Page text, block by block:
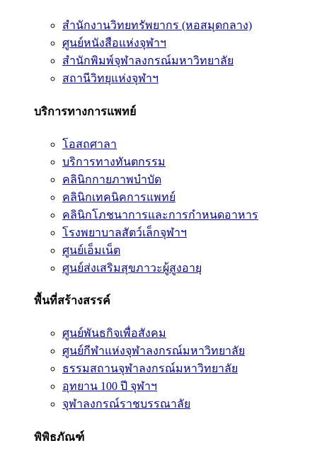
สำนักงานวิทยทรัพยากร (หอสมุดกลาง)
ศูนย์หนังสือแห่งจุฬาฯ
สำนักพิมพ์จุฬาลงกรณ์มหาวิทยาลัย
สถานีวิทยุแห่งจุฬาฯ
บริการทางการแพทย์
โอสถศาลา
บริการทางทันตกรรม
คลินิกกายภาพบำบัด
คลินิกเทคนิคการแพทย์
คลินิกโภชนาการและการกำหนดอาหาร
โรงพยาบาลสัตว์เล็กจุฬาฯ
ศูนย์เอ็มเน็ต
ศูนย์ส่งเสริมสุขภาวะผู้สูงอายุ
พื้นที่สร้างสรรค์
ศูนย์พันธกิจเพื่อสังคม
ศูนย์กีฬาแห่งจุฬาลงกรณ์มหาวิทยาลัย
ธรรมสถานจุฬาลงกรณ์มหาวิทยาลัย
อุทยาน 100 ปี จุฬาฯ
จุฬาลงกรณ์ราชบรรณาลัย
พิพิธภัณฑ์